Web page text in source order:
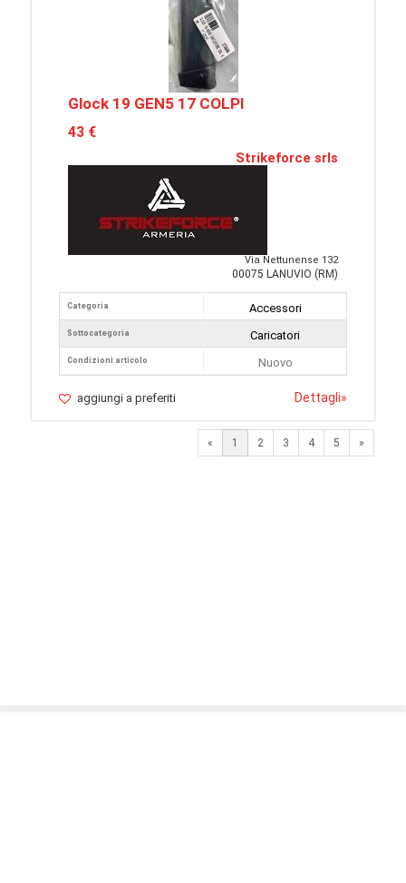
Glock 19 GEN5 17 COLPI
43 €
Strikeforce srls
Via Nettunense 132
00075 LANUVIO (RM)
Categoria
Sottocategoria
Condizioni articolo
Accessori
Caricatori
Nuovo
aggiungi a preferiti Dettagli»
« 1 2 3 4 5 »